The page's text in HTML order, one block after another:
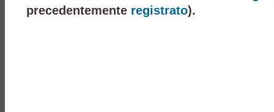
precedentemente registrato).